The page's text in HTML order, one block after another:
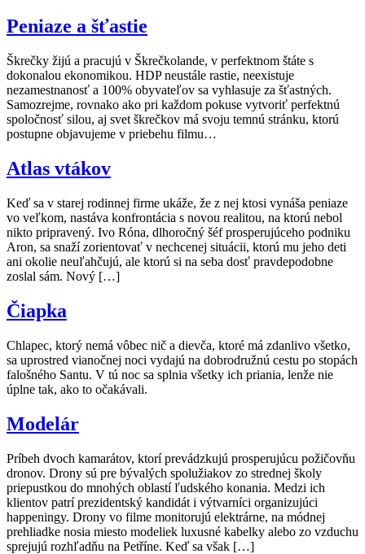
Peniaze a šťastie
Škrečky žijú a pracujú v Škrečkolande, v perfektnom štáte s
dokonalou ekonomikou. HDP neustále rastie, neexistuje
nezamestnanosť a 100% obyvateľov sa vyhlasuje za šťastných.
Samozrejme, rovnako ako pri každom pokuse vytvoriť perfektnú
spoločnosť silou, aj svet škrečkov má svoju temnú stránku, ktorú
postupne objavujeme v priebehu filmu…
Atlas vtákov
Keď sa v starej rodinnej firme ukáže, že z nej ktosi vynáša peniaze
vo veľkom, nastáva konfrontácia s novou realitou, na ktorú nebol
nikto pripravený. Ivo Róna, dlhoročný šéf prosperujúceho podniku
Aron, sa snaží zorientovať v nechcenej situácii, ktorú mu jeho deti
ani okolie neuľahčujú, ale ktorú si na seba dosť pravdepodobne
zoslal sám. Nový […]
Čiapka
Chlapec, ktorý nemá vôbec nič a dievča, ktoré má zdanlivo všetko,
sa uprostred vianočnej noci vydajú na dobrodružnú cestu po stopách
falošného Santu. V tú noc sa splnia všetky ich priania, lenže nie
úplne tak, ako to očakávali.
Modelár
Príbeh dvoch kamarátov, ktorí prevádzkujú prosperujúcu požičovňu
dronov. Drony sú pre bývalých spolužiakov zo strednej školy
priepustkou do mnohých oblastí ľudského konania. Medzi ich
klientov patrí prezidentský kandidát i výtvarníci organizujúci
happeningy. Drony vo filme monitorujú elektrárne, na módnej
prehliadke nosia miesto modeliek luxusné kabelky alebo zo vzduchu
sprejujú rozhľadňu na Petříne. Keď sa však […]